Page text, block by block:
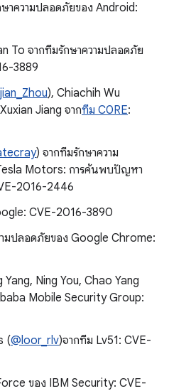
าความปลอดภัยของ Android:
To จากทีมรักษาความปลอดภัย
3889
), Chiachih Wu
Jiang จากทีม C0RE:
) จากทีมรักษาความ
Motors: การค้นพบปัญหา
2016-2446
CVE-2016-3890
มปลอดภัยของ Google Chrome:
Ning You, Chao Yang
Mobile Security Group:
(@loor_rlv)จากทีม Lv51: CVE-
ของ IBM Security: CVE-